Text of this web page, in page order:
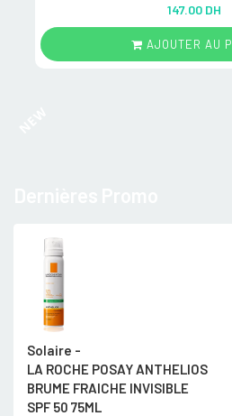
out of 5
147.00 DH
AJOUTER AU
Solaire -
LA ROCHE POSAY ANTHELIOS
BRUME FRAICHE INVISIBLE
SPF 50 75ML